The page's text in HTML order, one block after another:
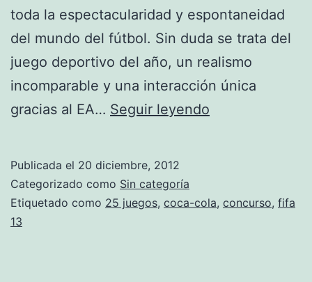
toda la espectacularidad y espontaneidad
del mundo del fútbol. Sin duda se trata del
juego deportivo del año, un realismo
incomparable y una interacción única
gracias al EA… Seguir leyendo
juegos
Publicada el 20 diciembre, 2012
Categorizado como Sin categoría
Etiquetado como 25 juegos, coca-cola, concurso, fifa
13